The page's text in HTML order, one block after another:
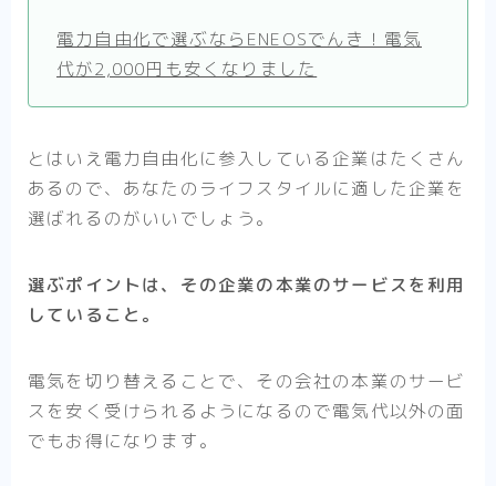
電力自由化で選ぶならENEOSでんき！電気
代が2,000円も安くなりました
とはいえ電力自由化に参入している企業はたくさん
あるので、あなたのライフスタイルに適した企業を
選ばれるのがいいでしょう。
選ぶポイントは、その企業の本業のサービスを利用
していること。
電気を切り替えることで、その会社の本業のサービ
スを安く受けられるようになるので電気代以外の面
でもお得になります。